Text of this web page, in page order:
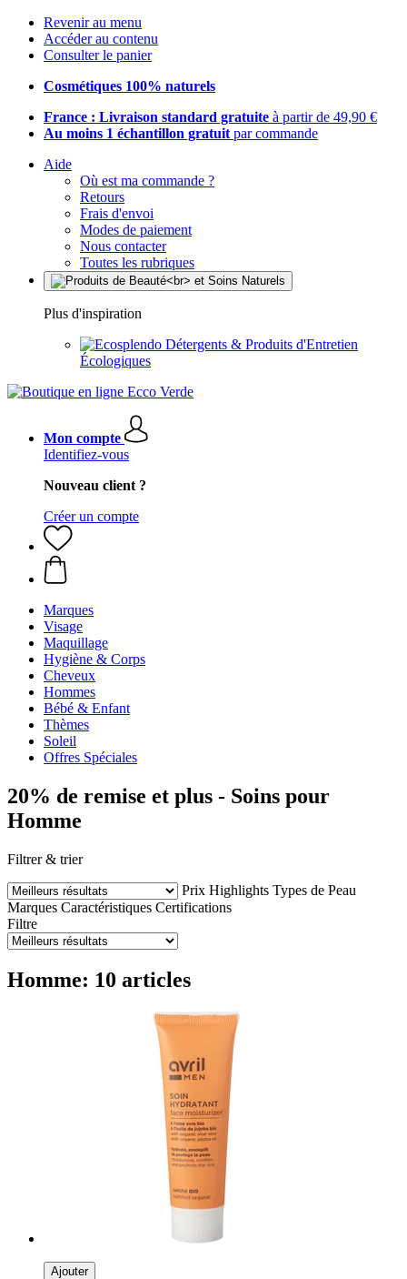
Revenir au menu
Accéder au contenu
Consulter le panier
Cosmétiques 100% naturels
France : Livraison standard gratuite à partir de 49,90 €
Au moins 1 échantillon gratuit par commande
Aide
Où est ma commande ?
Retours
Frais d'envoi
Modes de paiement
Nous contacter
Toutes les rubriques
Plus d'inspiration
Détergents & Produits d'Entretien
Écologiques
Mon compte
Identifiez-vous
Nouveau client ?
Créer un compte
Marques
Visage
Maquillage
Hygiène & Corps
Cheveux
Hommes
Bébé & Enfant
Thèmes
Soleil
Offres Spéciales
20% de remise et plus - Soins pour
Homme
Filtrer & trier
Prix Highlights Types de Peau
Marques Caractéristiques Certifications
Filtre
Homme: 10 articles
Ajouter